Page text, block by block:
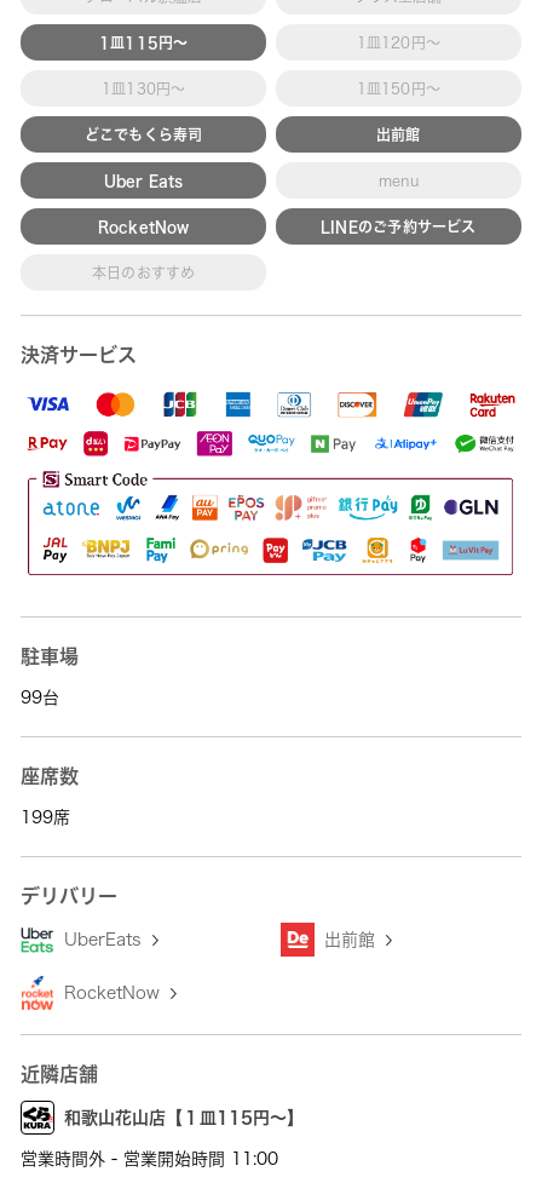
1皿115円～ 1皿120円～
1皿130円～ 1皿150円～
どこでもくら寿司 出前館
Uber Eats menu
RocketNow LINEのご予約サービス
本日のおすすめ
決済サービス
駐車場
99台
座席数
199席
デリバリー
UberEats 出前館
RocketNow
近隣店舗
和歌山花山店【１皿115円～】
営業時間外 - 営業開始時間 11:00